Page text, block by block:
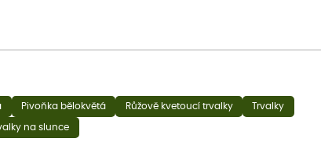
Pivoňka bělokvětá Růžově kvetoucí trvalky Trvalky
na slunce